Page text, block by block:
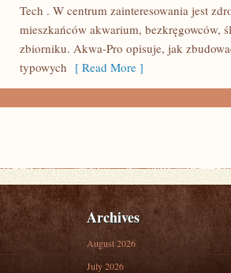
Tech . W centrum zainteresowania jest
mieszkańców akwarium, bezkręgowców,
zbiorniku. Akwa-Pro opisuje, jak
typowych [ Read More ]
Archives
August 2026
July 2026